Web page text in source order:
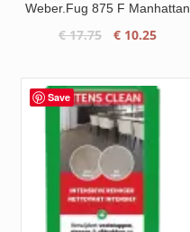
Weber.Fug 875 F Manhattan
€17.75
Le
était :
€ 17.75.
€10.25Le
est :
Save